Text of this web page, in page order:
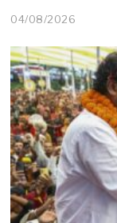
04/08/2026